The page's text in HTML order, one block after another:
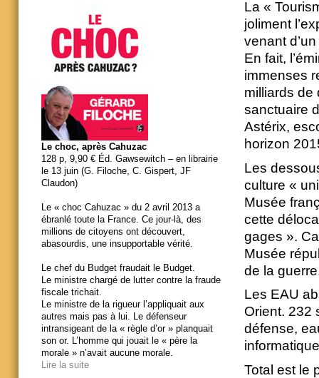
La «
joliment
venant
En fait,
immenses
milliards de
sanctuaire
Astérix,
horizon
Les
culture «
Musée
cette
gages ».
Musée
de la
Les EAU
Orient. 232
défense,
Total est le
Le choc, après Cahuzac
128 p, 9,90 € Éd. Gawsewitch – en librairie
le 13 juin (G. Filoche, C. Gispert, JF
Claudon)
Le « choc Cahuzac » du 2 avril 2013 a
ébranlé toute la France. Ce jour-là, des
millions de citoyens ont découvert,
abasourdis, une insupportable vérité.
Le chef du Budget fraudait le Budget.
Le ministre chargé de lutter contre la fraude
fiscale trichait.
Le ministre de la rigueur l’appliquait aux
autres mais pas à lui. Le défenseur
intransigeant de la « règle d’or » planquait
son or. L’homme qui jouait le « père la
morale » n’avait aucune morale.
Lire la suite